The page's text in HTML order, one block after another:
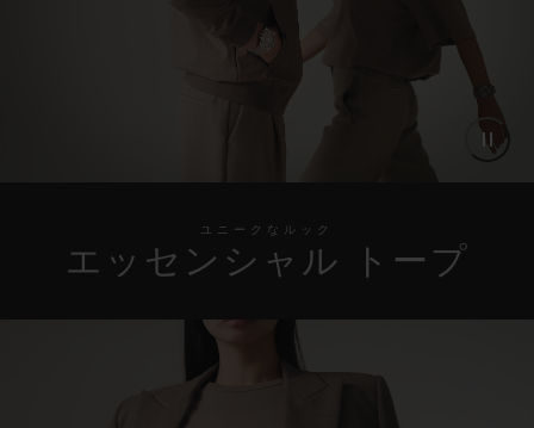
ユニークなルック
エッセンシャル トープ